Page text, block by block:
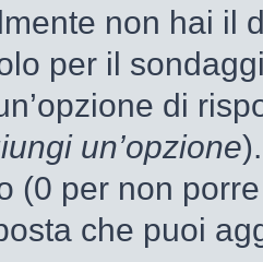
non hai il
per il
di
un’opzione
(0 per non
che puoi